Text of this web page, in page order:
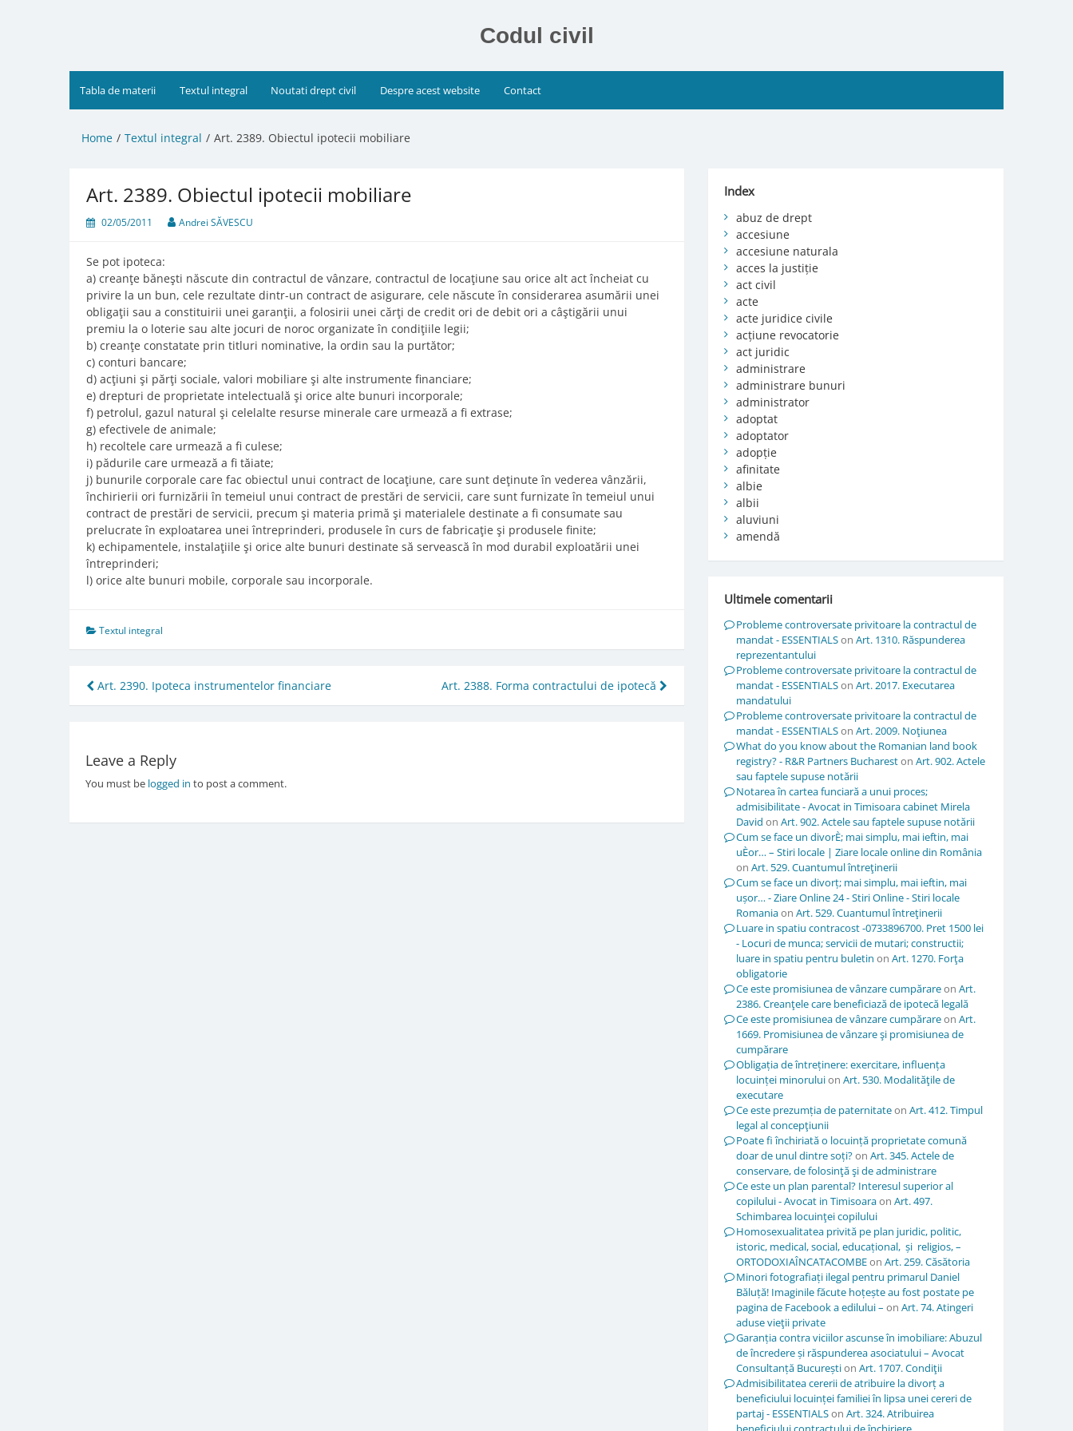
Codul civil
Tabla de materii Textul integral Noutati drept civil Despre acest website Contact
Home Textul integral Art. 2389. Obiectul ipotecii mobiliare
Art. 2389. Obiectul ipotecii mobiliare
02/05/2011 Andrei SĂVESCU
Se pot ipoteca:
a) creanţe băneşti născute din contractul de vânzare, contractul de locaţiune sau orice alt act încheiat cu
privire la un bun, cele rezultate dintr-un contract de asigurare, cele născute în considerarea asumării unei
obligaţii sau a constituirii unei garanţii, a folosirii unei cărţi de credit ori de debit ori a câştigării unui
premiu la o loterie sau alte jocuri de noroc organizate în condiţiile legii;
b) creanţe constatate prin titluri nominative, la ordin sau la purtător;
c) conturi bancare;
d) acţiuni şi părţi sociale, valori mobiliare şi alte instrumente financiare;
e) drepturi de proprietate intelectuală şi orice alte bunuri incorporale;
f) petrolul, gazul natural şi celelalte resurse minerale care urmează a fi extrase;
g) efectivele de animale;
h) recoltele care urmează a fi culese;
i) pădurile care urmează a fi tăiate;
j) bunurile corporale care fac obiectul unui contract de locaţiune, care sunt deţinute în vederea vânzării,
închirierii ori furnizării în temeiul unui contract de prestări de servicii, care sunt furnizate în temeiul unui
contract de prestări de servicii, precum şi materia primă şi materialele destinate a fi consumate sau
prelucrate în exploatarea unei întreprinderi, produsele în curs de fabricaţie şi produsele finite;
k) echipamentele, instalaţiile şi orice alte bunuri destinate să servească în mod durabil exploatării unei
întreprinderi;
l) orice alte bunuri mobile, corporale sau incorporale.
Textul integral
Post
navigation
Art. 2390. Ipoteca instrumentelor financiare Art. 2388. Forma contractului de ipotecă
Leave a Reply
You must be logged in to post a comment.
Index
abuz de drept
accesiune
accesiune naturala
acces la justiție
act civil
acte
acte juridice civile
acțiune revocatorie
act juridic
administrare
administrare bunuri
administrator
adoptat
adoptator
adopție
afinitate
albie
albii
aluviuni
amendă
Ultimele comentarii
Probleme controversate privitoare la contractul de
mandat - ESSENTIALSon Art. 1310. Răspunderea
reprezentantului
Probleme controversate privitoare la contractul de
mandat - ESSENTIALSon Art. 2017. Executarea
mandatului
Probleme controversate privitoare la contractul de
mandat - ESSENTIALSon Art. 2009. Noţiunea
What do you know about the Romanian land book
registry? - R&R Partners Buchareston Art. 902. Actele
sau faptele supuse notării
Notarea în cartea funciară a unui proces;
admisibilitate - Avocat in Timisoara cabinet Mirela
David on Art. 902. Actele sau faptele supuse notării
Cum se face un divorÈ; mai simplu, mai ieftin, mai
uÈor… – Stiri locale | Ziare locale online din România
on Art. 529. Cuantumul întreţinerii
Cum se face un divorț; mai simplu, mai ieftin, mai
ușor… - Ziare Online 24 - Stiri Online - Stiri locale
Romaniaon Art. 529. Cuantumul întreţinerii
Luare in spatiu contracost -0733896700. Pret 1500 lei
- Locuri de munca; servicii de mutari; constructii;
luare in spatiu pentru buletin on Art. 1270. Forţa
obligatorie
Ce este promisiunea de vânzare cumpărareon Art.
2386. Creanţele care beneficiază de ipotecă legală
Ce este promisiunea de vânzare cumpărareon Art.
1669. Promisiunea de vânzare şi promisiunea de
cumpărare
Obligația de întreținere: exercitare, influența
locuinței minoruluion Art. 530. Modalităţile de
executare
Ce este prezumția de paternitateon Art. 412. Timpul
legal al concepţiunii
Poate fi închiriată o locuință proprietate comună
doar de unul dintre soți?on Art. 345. Actele de
conservare, de folosinţă şi de administrare
Ce este un plan parental? Interesul superior al
copilului - Avocat in Timisoaraon Art. 497.
Schimbarea locuinţei copilului
Homosexualitatea privită pe plan juridic, politic,
istoric, medical, social, educațional, și religios, –
ORTODOXIAÎNCATACOMBEon Art. 259. Căsătoria
Minori fotografiați ilegal pentru primarul Daniel
Băluță! Imaginile făcute hoțește au fost postate pe
pagina de Facebook a edilului – on Art. 74. Atingeri
aduse vieţii private
Garanția contra viciilor ascunse în imobiliare: Abuzul
de încredere și răspunderea asociatului – Avocat
Consultanță Bucureștion Art. 1707. Condiţii
Admisibilitatea cererii de atribuire la divorț a
beneficiului locuinței familiei în lipsa unei cereri de
partaj - ESSENTIALSon Art. 324. Atribuirea